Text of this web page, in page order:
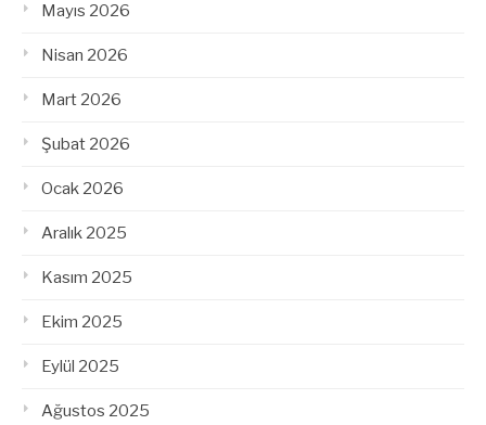
Mayıs 2026
Nisan 2026
Mart 2026
Şubat 2026
Ocak 2026
Aralık 2025
Kasım 2025
Ekim 2025
Eylül 2025
Ağustos 2025